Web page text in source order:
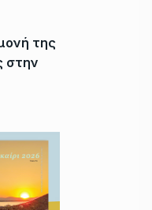
της
στην